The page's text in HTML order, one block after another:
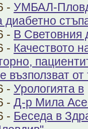
- УМБАЛ-
диабетно
- В Световния
- Качеството
възползват от
- Урологията в
- Д-р Мила
- Беседа в